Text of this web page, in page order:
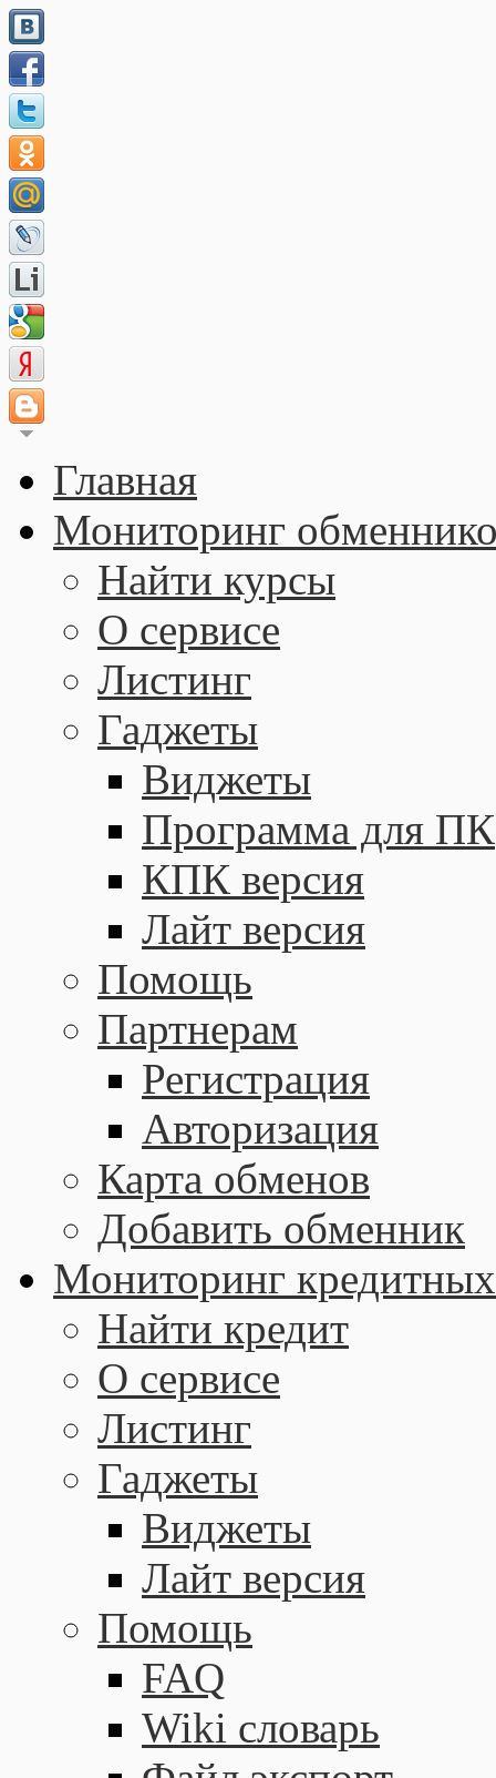
Главная
Мониторинг
Найти курсы
О сервисе
Листинг
Гаджеты
Виджеты
Программа для ПК
КПК версия
Лайт версия
Помощь
Партнерам
Регистрация
Авторизация
Карта обменов
Добавить обменник
Мониторинг кредитных
Найти кредит
О сервисе
Листинг
Гаджеты
Виджеты
Лайт версия
Помощь
FAQ
Wiki словарь